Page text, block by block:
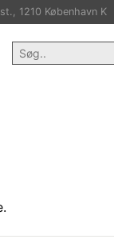
1210 København K